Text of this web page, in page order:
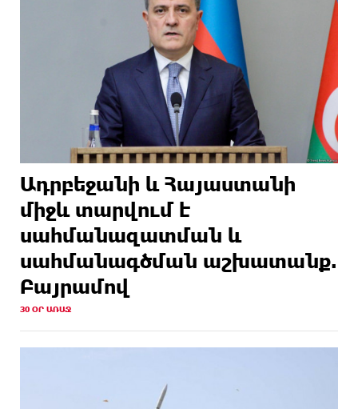
Ադրբեջանի և Հայաստանի
միջև տարվում է
սահմանազատման և
սահմանագծման աշխատանք.
Բայրամով
30 ՕՐ ԱՌԱՋ